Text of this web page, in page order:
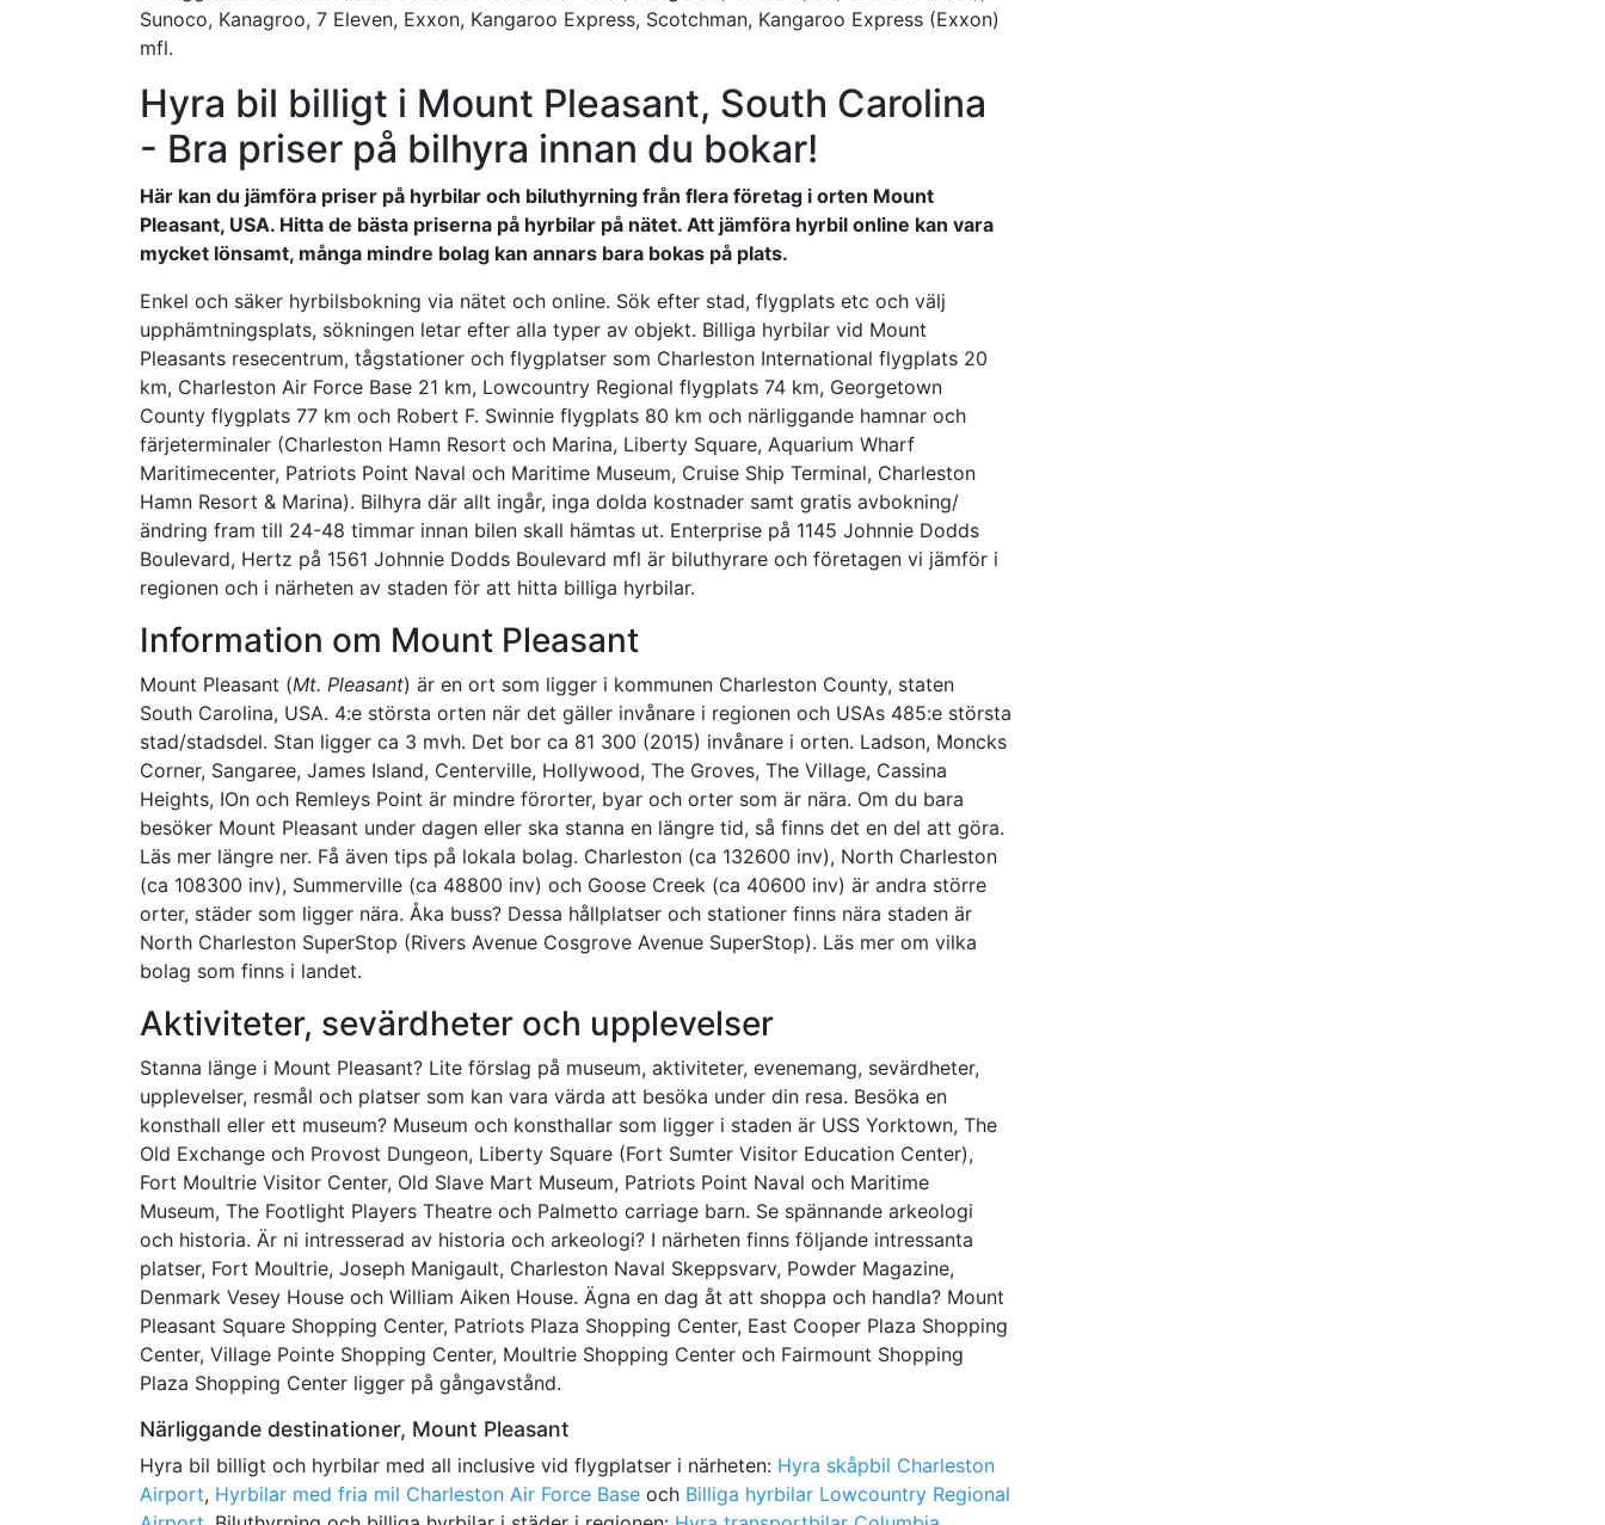
Sunoco, Kanagroo, 7 Eleven, Exxon, Kangaroo Express, Scotchman, Kangaroo Express (Exxon)
mfl.
Hyra bil billigt i Mount Pleasant, South Carolina
- Bra priser på bilhyra innan du bokar!
Här kan du jämföra priser på hyrbilar och biluthyrning från flera företag i orten Mount
Pleasant, USA. Hitta de bästa priserna på hyrbilar på nätet. Att jämföra hyrbil online kan vara
mycket lönsamt, många mindre bolag kan annars bara bokas på plats.
Enkel och säker hyrbilsbokning via nätet och online. Sök efter stad, flygplats etc och välj
upphämtningsplats, sökningen letar efter alla typer av objekt. Billiga hyrbilar vid Mount
Pleasants resecentrum, tågstationer och flygplatser som Charleston International flygplats 20
km, Charleston Air Force Base 21 km, Lowcountry Regional flygplats 74 km, Georgetown
County flygplats 77 km och Robert F. Swinnie flygplats 80 km och närliggande hamnar och
färjeterminaler (Charleston Hamn Resort och Marina, Liberty Square, Aquarium Wharf
Maritimecenter, Patriots Point Naval och Maritime Museum, Cruise Ship Terminal, Charleston
Hamn Resort & Marina). Bilhyra där allt ingår, inga dolda kostnader samt gratis avbokning/
ändring fram till 24-48 timmar innan bilen skall hämtas ut. Enterprise på 1145 Johnnie Dodds
Boulevard, Hertz på 1561 Johnnie Dodds Boulevard mfl är biluthyrare och företagen vi jämför i
regionen och i närheten av staden för att hitta billiga hyrbilar.
Information om Mount Pleasant
Mount Pleasant (Mt. Pleasant) är en ort som ligger i kommunen Charleston County, staten
South Carolina, USA. 4:e största orten när det gäller invånare i regionen och USAs 485:e största
stad/stadsdel. Stan ligger ca 3 mvh. Det bor ca 81 300 (2015) invånare i orten. Ladson, Moncks
Corner, Sangaree, James Island, Centerville, Hollywood, The Groves, The Village, Cassina
Heights, IOn och Remleys Point är mindre förorter, byar och orter som är nära. Om du bara
besöker Mount Pleasant under dagen eller ska stanna en längre tid, så finns det en del att göra.
Läs mer längre ner. Få även tips på lokala bolag. Charleston (ca 132600 inv), North Charleston
(ca 108300 inv), Summerville (ca 48800 inv) och Goose Creek (ca 40600 inv) är andra större
orter, städer som ligger nära. Åka buss? Dessa hållplatser och stationer finns nära staden är
North Charleston SuperStop (Rivers Avenue Cosgrove Avenue SuperStop). Läs mer om vilka
bolag som finns i landet.
Aktiviteter, sevärdheter och upplevelser
Stanna länge i Mount Pleasant? Lite förslag på museum, aktiviteter, evenemang, sevärdheter,
upplevelser, resmål och platser som kan vara värda att besöka under din resa. Besöka en
konsthall eller ett museum? Museum och konsthallar som ligger i staden är USS Yorktown, The
Old Exchange och Provost Dungeon, Liberty Square (Fort Sumter Visitor Education Center),
Fort Moultrie Visitor Center, Old Slave Mart Museum, Patriots Point Naval och Maritime
Museum, The Footlight Players Theatre och Palmetto carriage barn. Se spännande arkeologi
och historia. Är ni intresserad av historia och arkeologi? I närheten finns följande intressanta
platser, Fort Moultrie, Joseph Manigault, Charleston Naval Skeppsvarv, Powder Magazine,
Denmark Vesey House och William Aiken House. Ägna en dag åt att shoppa och handla? Mount
Pleasant Square Shopping Center, Patriots Plaza Shopping Center, East Cooper Plaza Shopping
Center, Village Pointe Shopping Center, Moultrie Shopping Center och Fairmount Shopping
Plaza Shopping Center ligger på gångavstånd.
Närliggande destinationer, Mount Pleasant
Hyra bil billigt och hyrbilar med all inclusive vid flygplatser i närheten: Hyra skåpbil Charleston
Airport, Hyrbilar med fria mil Charleston Air Force Base och Billiga hyrbilar Lowcountry Regional